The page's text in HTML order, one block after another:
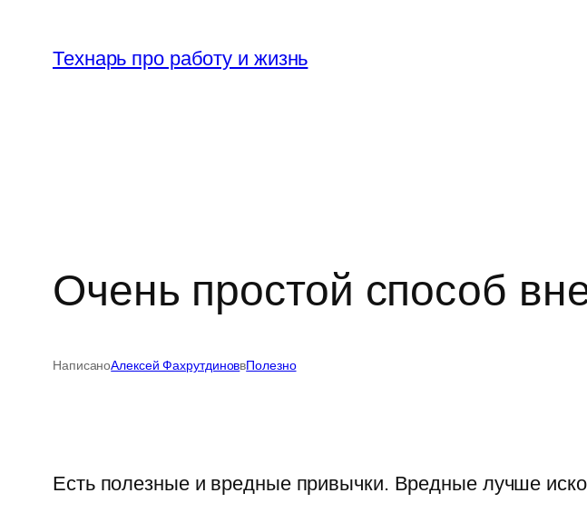
содержимому
Технарь про работу и жизнь
Очень простой способ
НаписаноАлексей ФахрутдиноввПолезно
Есть полезные и вредные привычки. Вредные лучше